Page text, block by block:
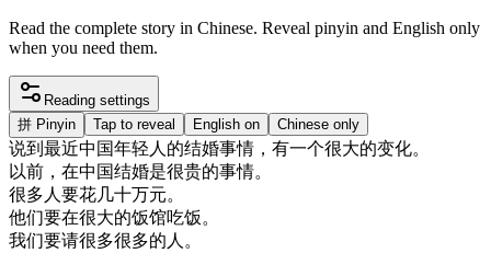
Read the complete story in Chinese. Reveal pinyin and English only
when you need them.
Reading settings
拼 Pinyin Tap to reveal English on Chinese only
说到 最近中国年轻人的结婚事情 ， 有一个很大的变化。
以前 ， 在中国结婚是很贵的事情。
很多人要花几十万元。
他们要在很大的饭馆吃饭。
我们要请很多很多的人。